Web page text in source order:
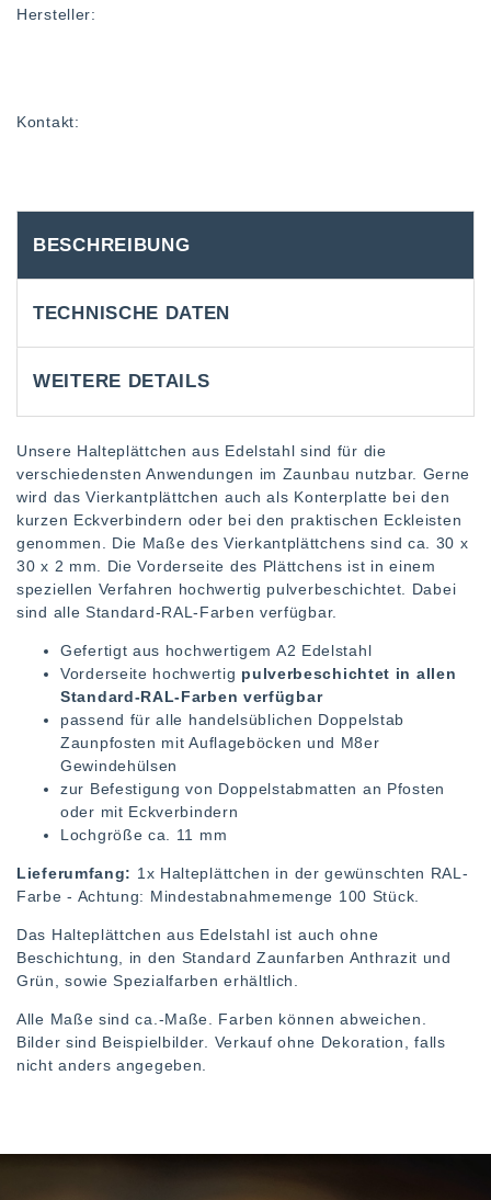
Hersteller:
Kontakt:
BESCHREIBUNG
TECHNISCHE DATEN
WEITERE DETAILS
Unsere Halteplättchen aus Edelstahl sind für die
verschiedensten Anwendungen im Zaunbau nutzbar. Gerne
wird das Vierkantplättchen auch als Konterplatte bei den
kurzen Eckverbindern oder bei den praktischen Eckleisten
genommen. Die Maße des Vierkantplättchens sind ca. 30 x
30 x 2 mm. Die Vorderseite des Plättchens ist in einem
speziellen Verfahren hochwertig pulverbeschichtet. Dabei
sind alle Standard-RAL-Farben verfügbar.
Gefertigt aus hochwertigem A2 Edelstahl
Vorderseite hochwertig pulverbeschichtet in allen
Standard-RAL-Farben verfügbar
passend für alle handelsüblichen Doppelstab
Zaunpfosten mit Auflageböcken und M8er
Gewindehülsen
zur Befestigung von Doppelstabmatten an Pfosten
oder mit Eckverbindern
Lochgröße ca. 11 mm
Lieferumfang: 1x Halteplättchen in der gewünschten RAL-
Farbe - Achtung: Mindestabnahmemenge 100 Stück.
Das Halteplättchen aus Edelstahl ist auch ohne
Beschichtung, in den Standard Zaunfarben Anthrazit und
Grün, sowie Spezialfarben erhältlich.
Alle Maße sind ca.-Maße. Farben können abweichen.
Bilder sind Beispielbilder. Verkauf ohne Dekoration, falls
nicht anders angegeben.